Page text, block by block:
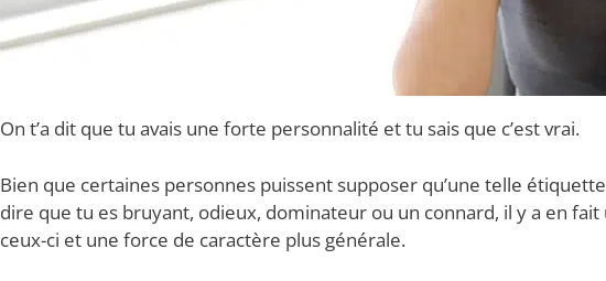
On t’a dit que tu avais une forte personnalité et tu sais que c’est vrai.
Bien que certaines personnes puissent supposer qu’une telle étiquette
dire que tu es bruyant, odieux, dominateur ou un connard, il y a en
ceux-ci et une force de caractère plus générale.